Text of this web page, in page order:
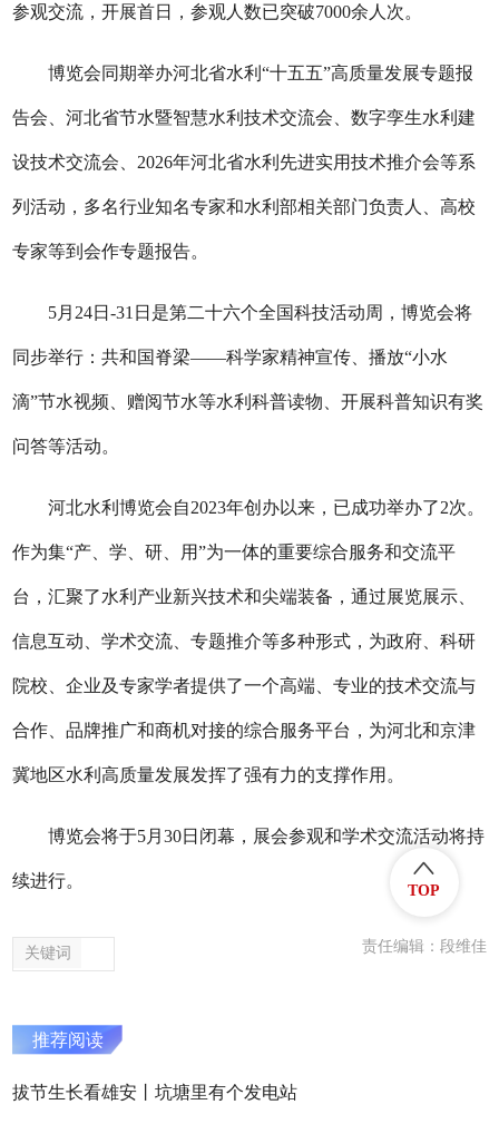
参观交流，开展首日，参观人数已突破7000余人次。
博览会同期举办河北省水利“十五五”高质量发展专题报
告会、河北省节水暨智慧水利技术交流会、数字孪生水利建
设技术交流会、2026年河北省水利先进实用技术推介会等系
列活动，多名行业知名专家和水利部相关部门负责人、高校
专家等到会作专题报告。
5月24日-31日是第二十六个全国科技活动周，博览会将
同步举行：共和国脊梁——科学家精神宣传、播放“小水
滴”节水视频、赠阅节水等水利科普读物、开展科普知识有奖
问答等活动。
河北水利博览会自2023年创办以来，已成功举办了2次。
作为集“产、学、研、用”为一体的重要综合服务和交流平
台，汇聚了水利产业新兴技术和尖端装备，通过展览展示、
信息互动、学术交流、专题推介等多种形式，为政府、科研
院校、企业及专家学者提供了一个高端、专业的技术交流与
合作、品牌推广和商机对接的综合服务平台，为河北和京津
冀地区水利高质量发展发挥了强有力的支撑作用。
博览会将于5月30日闭幕，展会参观和学术交流活动将持
续进行。
关键词 责任编辑：段维佳
推荐阅读
拔节生长看雄安丨坑塘里有个发电站
TOP